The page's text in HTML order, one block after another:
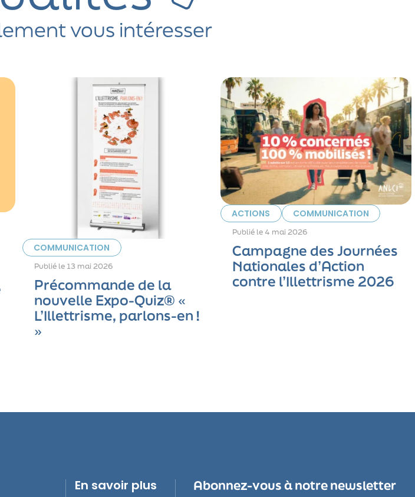
vous intéresser
COMMUNICATION
Publié le 13 mai 2026
Précommande de la
nouvelle Expo-Quiz® «
L’Illettrisme, parlons-en !
»
ACTIONS COMMUNICATION
Publié le 4 mai 2026
Campagne des Journées
Nationales d’Action
contre l’Illettrisme 2026
En savoir plus Abonnez-vous à notre newsletter